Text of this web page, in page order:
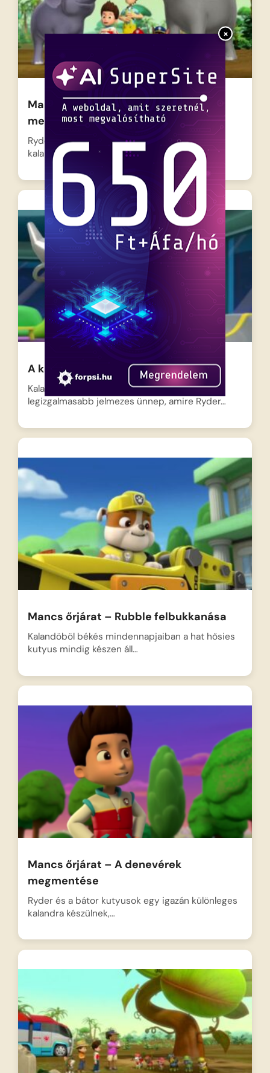
×
Mancs őrjárat – Az elefánt család
megmentése
Ryder és a bátor kutyusok újabb izgalmas
kalandra indulnak, amikor…
A kutyák és a szellemkalóz
Kaland-öbölben elérkezett a Halloween, a
legizgalmasabb jelmezes ünnep, amire Ryder…
Mancs őrjárat – Rubble felbukkanása
Kalandöböl békés mindennapjaiban a hat hősies
kutyus mindig készen áll…
Mancs őrjárat – A denevérek
megmentése
Ryder és a bátor kutyusok egy igazán különleges
kalandra készülnek,…